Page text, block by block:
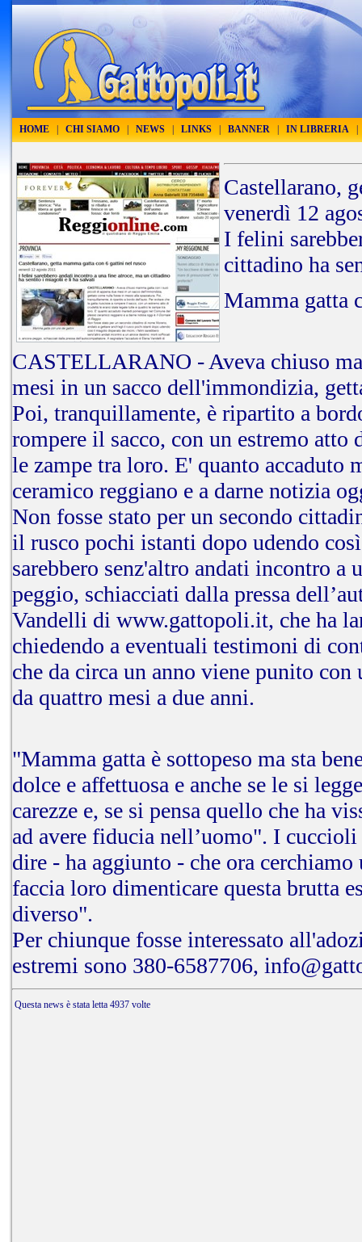
HOME CHI SIAMO NEWS LINKS BANNER IN LIBRERIA
Castellarano,
venerdì 12
I felini
cittadino ha
Mamma gatta
CASTELLARANO - Aveva chiuso
mesi in un sacco dell'immondizia,
Poi, tranquillamente, è ripartito a
rompere il sacco, con un estremo atto
le zampe tra loro. E' quanto accaduto
ceramico reggiano e a darne notizia
Non fosse stato per un secondo
il rusco pochi istanti dopo udendo
sarebbero senz'altro andati incontro
peggio, schiacciati dalla pressa
Vandelli di www.gattopoli.it, che ha
chiedendo a eventuali testimoni di
che da circa un anno viene punito
da quattro mesi a due anni.
"Mamma gatta è sottopeso ma sta
dolce e affettuosa e anche se le si
carezze e, se si pensa quello che ha
ad avere fiducia nell’uomo". I
dire - ha aggiunto - che ora
faccia loro dimenticare questa brutta
diverso".
Per chiunque fosse interessato
estremi sono 380-6587706,
Questa news è stata letta 4937 volte